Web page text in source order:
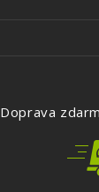
Doprava